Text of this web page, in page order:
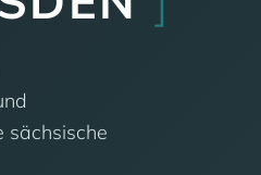
sächsische